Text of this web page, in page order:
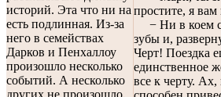
историй. Эта что ни на
есть подлинная. Из-за
него в семействах
Дарков и Пенхаллоу
произошло несколько
событий. А несколько
других не произошло.
простите, я
− Ни в коем
зубы и,
Черт! Поездка
единственное
все к черту.